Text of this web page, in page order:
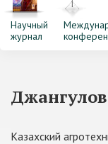
Научный
журнал
Казахский